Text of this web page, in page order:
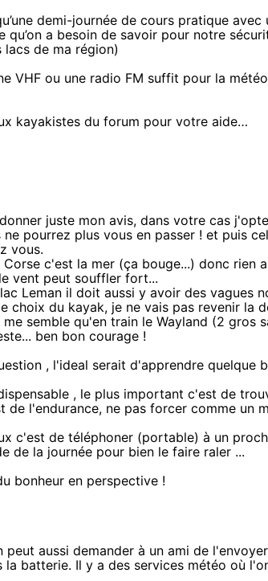
demi-journée de cours pratique
qu’on a besoin de savoir pour notre
lacs de ma région)
VHF ou une radio FM suffit pour la
kayakistes du forum pour votre aide…
juste mon avis, dans votre cas
ne pourrez plus vous en passer ! et puis
vous.
c'est la mer (ça bouge...) donc rien
vent peut souffler fort...
Leman il doit aussi y avoir des vagues
choix du kayak, je ne vais pas revenir la
me semble qu'en train le Wayland (2 gros
ben bon courage !
, l'ideal serait d'apprendre quelque
, le plus important c'est de
de l'endurance, ne pas forcer comme un
c'est de téléphoner (portable) à un
de la journée pour bien le faire raler ...
bonheur en perspective !
peut aussi demander à un ami de
la batterie. Il y a des services météo où